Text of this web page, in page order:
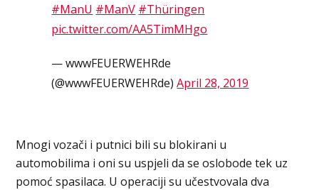
#ManU #ManV #Thüringen
pic.twitter.com/AA5TimMHgo
— wwwFEUERWEHRde
(@wwwFEUERWEHRde)April 28, 2019
​Mnogi vozači i putnici bili su blokirani u
automobilima i oni su uspjeli da se oslobode tek uz
pomoć spasilaca. U operaciji su učestvovala dva